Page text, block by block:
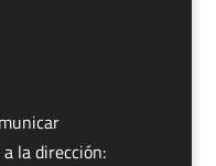
la dirección: